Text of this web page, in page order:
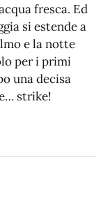
fresca. Ed
si estende a
e la notte
per i primi
una decisa
strike!